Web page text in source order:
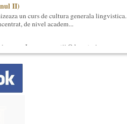
II)
un curs de cultura generala lingvistica.
de nivel academ...
Lansarea cartii O bucatarie ca-n
in Noul Cinema Romanes...
se pot desfasura evenimente culturale
Muzicala, conceput initial pentru
din Bucuresti in care...